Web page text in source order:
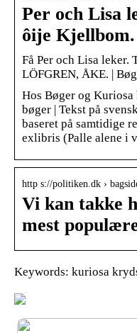
Per och Lisa
ôije
Få Per och Lisa
LÖFGREN, ÅKE. |
Hos Bøger og
bøger | Tekst på
baseret på samtidige
exlibris (Palle alene i
http s://politiken.dk ›
Vi kan takke
mest
Keywords: kuriosa